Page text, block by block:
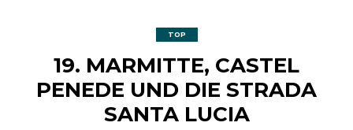
TOP
19. MARMITTE, CASTEL
PENEDE UND DIE STRADA
SANTA LUCIA